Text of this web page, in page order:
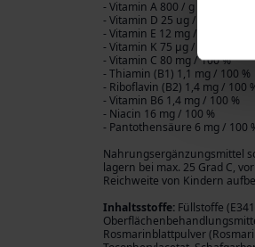
- Vitamin A 800 / g / 100 %
- Vitamin D 25 ug / 500 %
- Vitamin E 12 mg / 100 %
- Vitamin K 75 μg / 100 %
- Vitamin C 80 mg / 100 %
- Thiamin (B1) 1,1 mg / 100 %
- Riboflavin (B2) 1,4 mg / 100
- Vitamin B6 1,4 mg / 100 %
- Niacin 16 mg / 100 %
- Pantothensäure 6 mg / 100
Nahrungsergänzungsmittel
lagern bei max. 25 Grad C,
Reichweite von Kindern
Inhaltsstoffe: Füllstoffe
Rosmarinblattpulver